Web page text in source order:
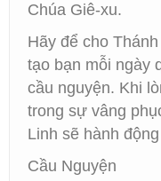
Chúa Giê-xu.
Hãy để cho
tạo bạn mỗi ngày
cầu nguyện. Khi
trong sự vâng
Linh sẽ hành
Cầu Nguyện